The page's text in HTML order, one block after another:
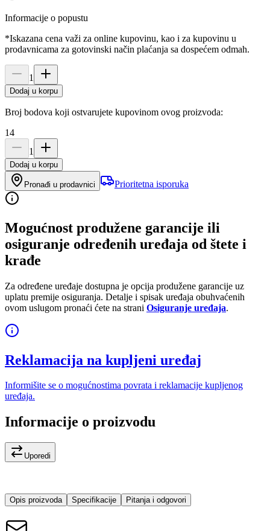
Informacije o popustu
*Iskazana cena važi za online kupovinu, kao i za kupovinu u
prodavnicama za gotovinski način plaćanja sa dospećem odmah.
1
Dodaj u korpu
Broj bodova koji ostvarujete kupovinom ovog proizvoda:
14
1
Dodaj u korpu
Pronađi u prodavnici Prioritetna isporuka
Mogućnost produžene garancije ili
osiguranje određenih uređaja od štete i
krađe
Za određene uređaje dostupna je opcija produžene garancije uz
uplatu premije osiguranja. Detalje i spisak uređaja obuhvaćenih
ovom uslugom pronaći ćete na strani Osiguranje uređaja.
Reklamacija na kupljeni uređaj
Informišite se o mogućnostima povrata i reklamacije kupljenog
uređaja.
Informacije o proizvodu
Uporedi
Opis proizvoda Specifikacije Pitanja i odgovori